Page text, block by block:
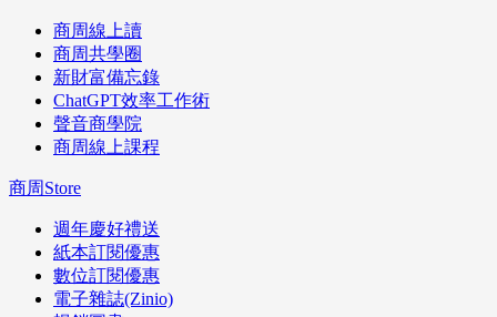
商周線上讀
商周共學圈
新財富備忘錄
ChatGPT效率工作術
聲音商學院
商周線上課程
商周Store
週年慶好禮送
紙本訂閱優惠
數位訂閱優惠
電子雜誌(Zinio)